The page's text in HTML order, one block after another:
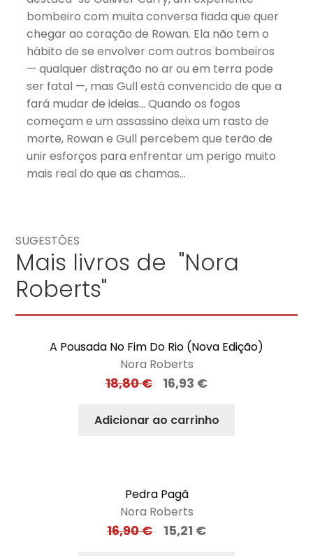
bombeiro com muita conversa fiada que quer
chegar ao coração de Rowan. Ela não tem o
hábito de se envolver com outros bombeiros
— qualquer distração no ar ou em terra pode
ser fatal —, mas Gull está convencido de que a
fará mudar de ideias… Quando os fogos
começam e um assassino deixa um rasto de
morte, Rowan e Gull percebem que terão de
unir esforços para enfrentar um perigo muito
mais real do que as chamas…
SUGESTÕES
Mais livros de "Nora
Roberts"
A Pousada No Fim Do Rio (Nova Edição)
Nora Roberts
18,80€ 16,93 €
Adicionar ao carrinho
Pedra Pagã
Nora Roberts
16,90€ 15,21 €